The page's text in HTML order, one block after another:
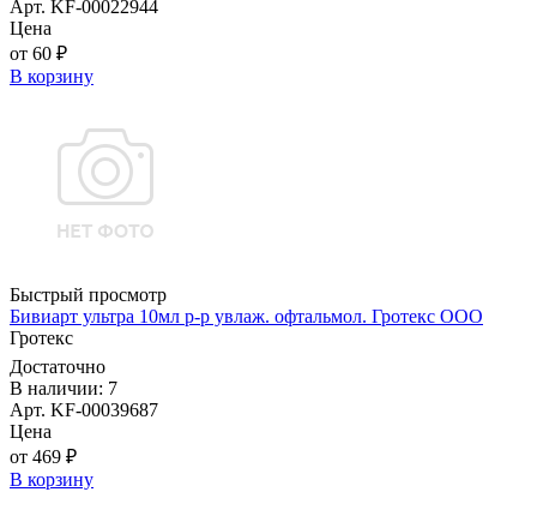
Арт. KF-00022944
Цена
от 60 ₽
В корзину
Быстрый просмотр
Бивиарт ультра 10мл р-р увлаж. офтальмол. Гротекс ООО
Гротекс
Достаточно
В наличии: 7
Арт. KF-00039687
Цена
от 469 ₽
В корзину